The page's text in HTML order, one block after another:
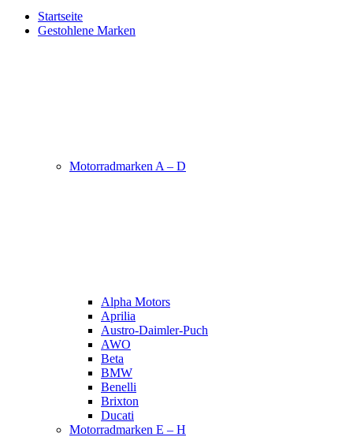
Startseite
Gestohlene Marken
Motorradmarken A – D
Alpha Motors
Aprilia
Austro-Daimler-Puch
AWO
Beta
BMW
Benelli
Brixton
Ducati
Motorradmarken E – H